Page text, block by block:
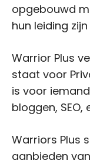
opgebouwd
hun leiding
Warrior Plus
staat voor
is voor
bloggen, SEO,
Warriors Plus
aanbieden